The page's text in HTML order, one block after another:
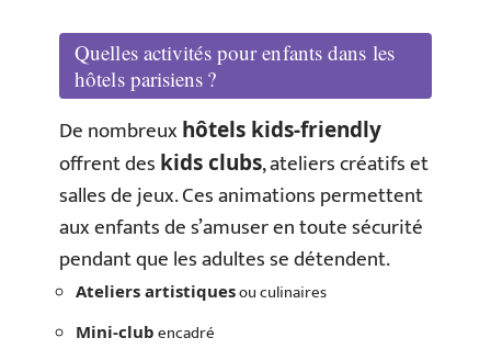
Quelles activités pour enfants dans les
hôtels parisiens ?
De nombreux hôtels kids-friendly
offrent des kids clubs, ateliers créatifs et
salles de jeux. Ces animations permettent
aux enfants de s’amuser en toute sécurité
pendant que les adultes se détendent.
Ateliers artistiquesou culinaires
Mini-club encadré